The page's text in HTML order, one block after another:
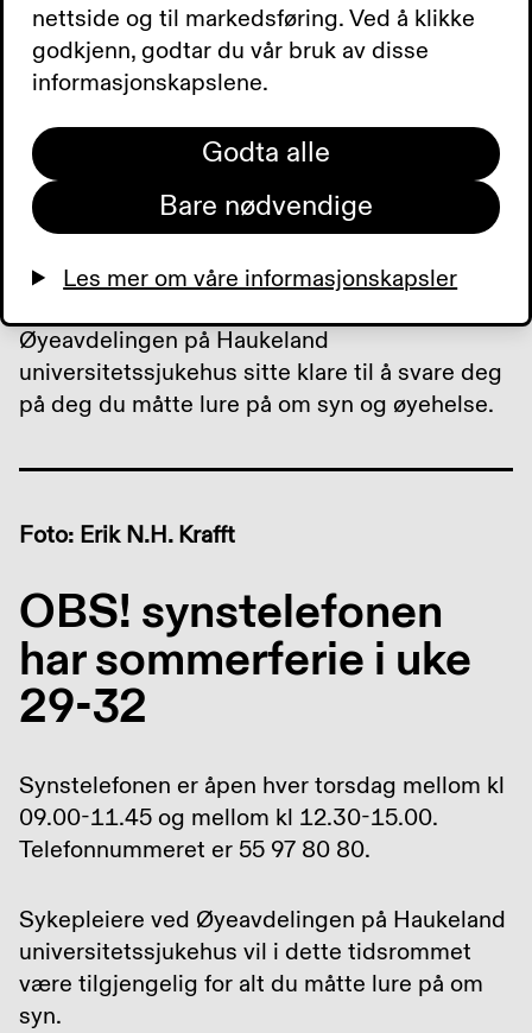
Synstelefonen –
om du lurer på noe
om synet ditt
Vi har gleden av å presentere Synstelefonen!
Øyeavdelingen på Haukeland
universitetssjukehus sitte klare til å svare deg
på deg du måtte lure på om syn og øyehelse.
Foto: Erik N.H. Krafft
OBS! synstelefonen
har sommerferie i uke
29-32
Synstelefonen er åpen hver torsdag mellom kl
09.00-11.45 og mellom kl 12.30-15.00.
Telefonnummeret er 55 97 80 80.
Sykepleiere ved Øyeavdelingen på Haukeland
universitetssjukehus vil i dette tidsrommet
være tilgjengelig for alt du måtte lure på om
syn.
nettside og til markedsføring. Ved å klikke
godkjenn, godtar du vår bruk av disse
informasjonskapslene.
Godta alle
Bare nødvendige
Les mer om våre informasjonskapsler